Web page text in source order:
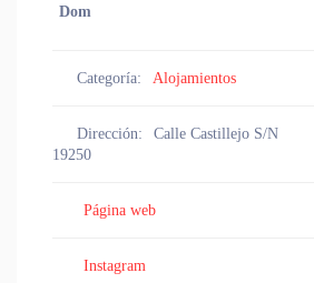
Dom
Categoría: Alojamientos
Dirección:
Calle Castillejo S/N
19250
Página web
Instagram